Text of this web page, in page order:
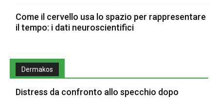
Come il cervello usa lo spazio per rappresentare
il tempo: i dati neuroscientifici
Dermakos
Distress da confronto allo specchio dopo